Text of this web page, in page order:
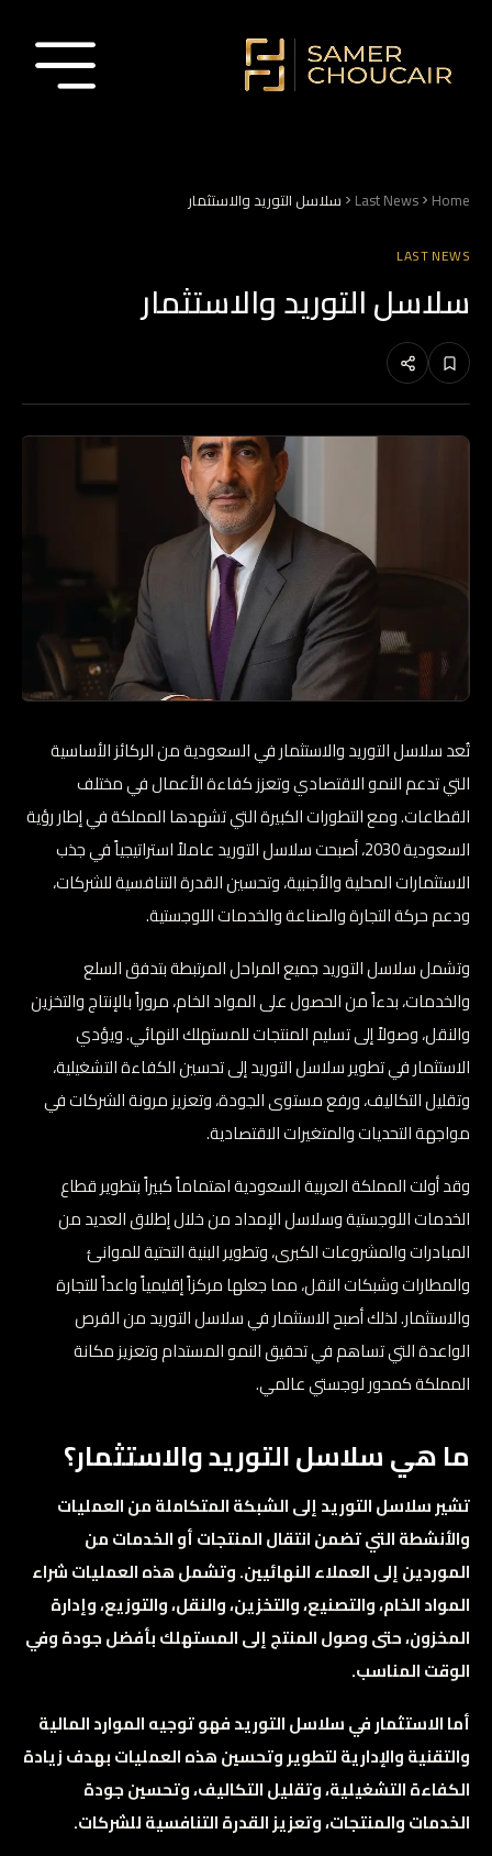
Home
Last News سلاسل التوريد والاستثمار
LAST NEWS
سلاسل التوريد والاستثمار
تُعد سلاسل التوريد والاستثمار في السعودية من الركائز الأساسية
التي تدعم النمو الاقتصادي وتعزز كفاءة الأعمال في مختلف
القطاعات. ومع التطورات الكبيرة التي تشهدها المملكة في إطار رؤية
السعودية 2030، أصبحت سلاسل التوريد عاملاً استراتيجياً في جذب
الاستثمارات المحلية والأجنبية، وتحسين القدرة التنافسية للشركات،
ودعم حركة التجارة والصناعة والخدمات اللوجستية.
وتشمل سلاسل التوريد جميع المراحل المرتبطة بتدفق السلع
والخدمات، بدءاً من الحصول على المواد الخام، مروراً بالإنتاج والتخزين
والنقل، وصولاً إلى تسليم المنتجات للمستهلك النهائي. ويؤدي
الاستثمار في تطوير سلاسل التوريد إلى تحسين الكفاءة التشغيلية،
وتقليل التكاليف، ورفع مستوى الجودة، وتعزيز مرونة الشركات في
مواجهة التحديات والمتغيرات الاقتصادية.
وقد أولت المملكة العربية السعودية اهتماماً كبيراً بتطوير قطاع
الخدمات اللوجستية وسلاسل الإمداد من خلال إطلاق العديد من
المبادرات والمشروعات الكبرى، وتطوير البنية التحتية للموانئ
والمطارات وشبكات النقل، مما جعلها مركزاً إقليمياً واعداً للتجارة
والاستثمار. لذلك أصبح الاستثمار في سلاسل التوريد من الفرص
الواعدة التي تساهم في تحقيق النمو المستدام وتعزيز مكانة
المملكة كمحور لوجستي عالمي.
ما هي سلاسل التوريد والاستثمار؟
تشير سلاسل التوريد إلى الشبكة المتكاملة من العمليات
والأنشطة التي تضمن انتقال المنتجات أو الخدمات من
الموردين إلى العملاء النهائيين. وتشمل هذه العمليات شراء
المواد الخام، والتصنيع، والتخزين، والنقل، والتوزيع، وإدارة
المخزون، حتى وصول المنتج إلى المستهلك بأفضل جودة وفي
الوقت المناسب.
أما الاستثمار في سلاسل التوريد فهو توجيه الموارد المالية
والتقنية والإدارية لتطوير وتحسين هذه العمليات بهدف زيادة
الكفاءة التشغيلية، وتقليل التكاليف، وتحسين جودة
الخدمات والمنتجات، وتعزيز القدرة التنافسية للشركات.